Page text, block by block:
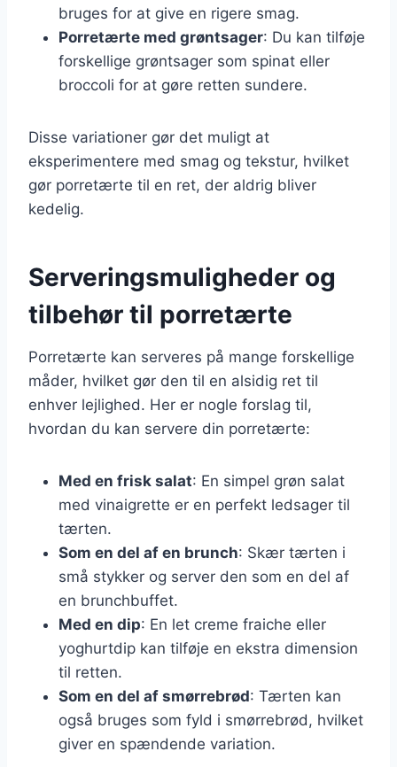
bruges for at give en rigere smag.
Porretærte med grøntsager: Du kan tilføje
forskellige grøntsager som spinat eller
broccoli for at gøre retten sundere.
Disse variationer gør det muligt at
eksperimentere med smag og tekstur, hvilket
gør porretærte til en ret, der aldrig bliver
kedelig.
Serveringsmuligheder og
tilbehør til porretærte
Porretærte kan serveres på mange forskellige
måder, hvilket gør den til en alsidig ret til
enhver lejlighed. Her er nogle forslag til,
hvordan du kan servere din porretærte:
Med en frisk salat: En simpel grøn salat
med vinaigrette er en perfekt ledsager til
tærten.
Som en del af en brunch: Skær tærten i
små stykker og server den som en del af
en brunchbuffet.
Med en dip: En let creme fraiche eller
yoghurtdip kan tilføje en ekstra dimension
til retten.
Som en del af smørrebrød: Tærten kan
også bruges som fyld i smørrebrød, hvilket
giver en spændende variation.